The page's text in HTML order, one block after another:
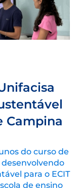
Campina
do curso de
para o ECIT
de ensino